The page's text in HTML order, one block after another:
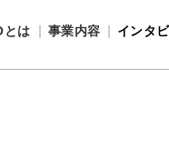
とは
VIPOとは
事業内容
インタ